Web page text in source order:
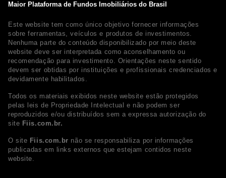
Maior Plataforma de Fundos Imobiliários do Brasil
Este website tem como único objetivo fornecer informações
sobre ferramentas, veículos e produtos de investimentos.
Nenhuma parte do conteúdo disponibilizado por meio deste
website deve ser interpretada como aconselhamento ou
recomendação para investimento. Orientações neste sentido
devem ser obtidas por instituições e profissionais credenciados e
devidamente habilitados.
Todos os materiais exibidos neste website estão protegidos
pelas leis de Propriedade Intelectual e não podem ser
reproduzidos e/ou distribuídos sem a expressa autorização do
site Fiis.com.br.
O site Fiis.com.br não se responsabiliza por informações
publicadas em links externos que estejam contidos neste
website.